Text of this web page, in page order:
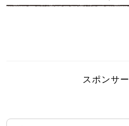
スポンサ